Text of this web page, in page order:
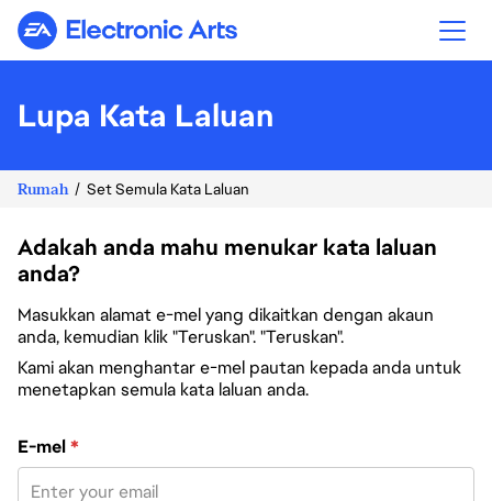
Electronic Arts
Lupa Kata Laluan
Rumah Set Semula Kata Laluan
Adakah anda mahu menukar kata laluan
anda?
Masukkan alamat e-mel yang dikaitkan dengan akaun
anda, kemudian klik "Teruskan". "Teruskan".
Kami akan menghantar e-mel pautan kepada anda untuk
menetapkan semula kata laluan anda.
Tetapkan semula kata laluan dengan e-mel anda
E-mel*